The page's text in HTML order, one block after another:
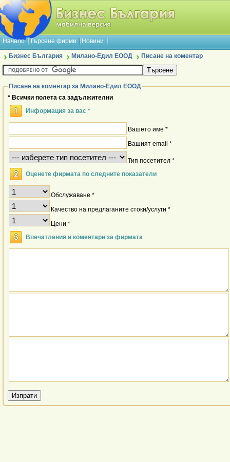
Начало Търсене фирми Новини
Бизнес България Mилано-Едил ЕООД Писане на коментар
Писане на коментар за Mилано-Едил ЕООД
* Всички полета са задължителни
Информация за вас *
Вашето име *
Вашият email *
Тип посетител *
Оценете фирмата по следните показатели
Обслужаване *
Качество на предлаганите стоки/услуги *
Цени *
Впечатления и коментари за фирмата